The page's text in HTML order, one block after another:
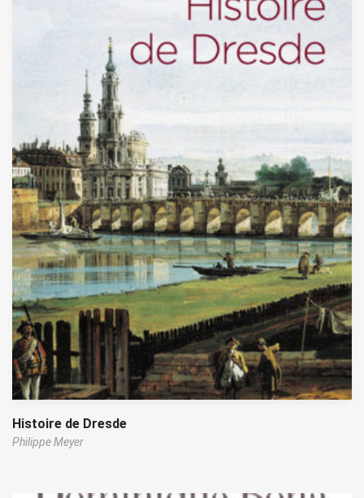
Histoire de Dresde
Philippe Meyer